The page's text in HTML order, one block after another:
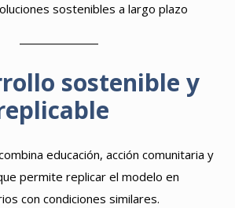
sostenibles a largo plazo
sostenible y
educación, acción comunitaria y
permite replicar el modelo en
con condiciones similares.